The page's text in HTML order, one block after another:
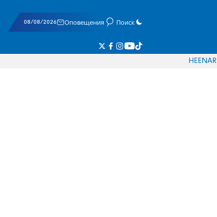
08/08/2026 Оповещения Поиск
HEENAR